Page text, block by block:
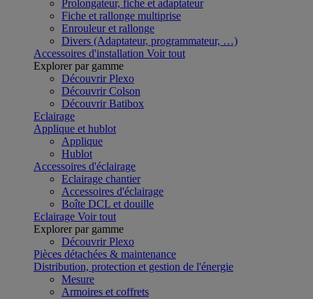
Prolongateur, fiche et adaptateur
Fiche et rallonge multiprise
Enrouleur et rallonge
Divers (Adaptateur, programmateur, …)
Accessoires d'installation Voir tout
Explorer par gamme
Découvrir Plexo
Découvrir Colson
Découvrir Batibox
Eclairage
Applique et hublot
Applique
Hublot
Accessoires d'éclairage
Eclairage chantier
Accessoires d'éclairage
Boîte DCL et douille
Eclairage Voir tout
Explorer par gamme
Découvrir Plexo
Pièces détachées & maintenance
Distribution, protection et gestion de l'énergie
Mesure
Armoires et coffrets